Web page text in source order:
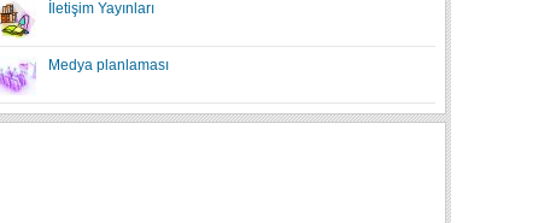
İletişim Yayınları
Medya planlaması